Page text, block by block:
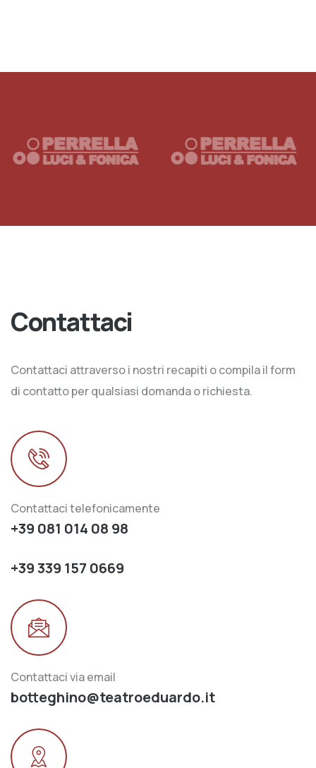
Contattaci
Contattaci attraverso i nostri recapiti o compila il form
di contatto per qualsiasi domanda o richiesta.
Contattaci telefonicamente
+39 081 014 08 98
+39 339 157 0669
Contattaci via email
botteghino@teatroeduardo.it